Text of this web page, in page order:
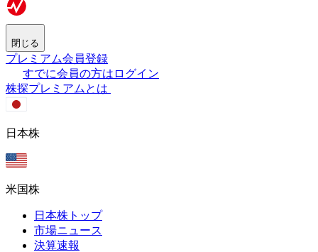
閉じる
プレミアム会員登録
すでに会員の方はログイン
株探プレミアムとは
日本株
米国株
日本株トップ
市場ニュース
決算速報